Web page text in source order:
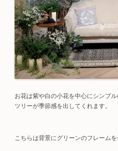
お花は紫や白の小花を中心にシンプ
ツリーが季節感を出してくれます。
こちらは背景にグリーンのフレームを